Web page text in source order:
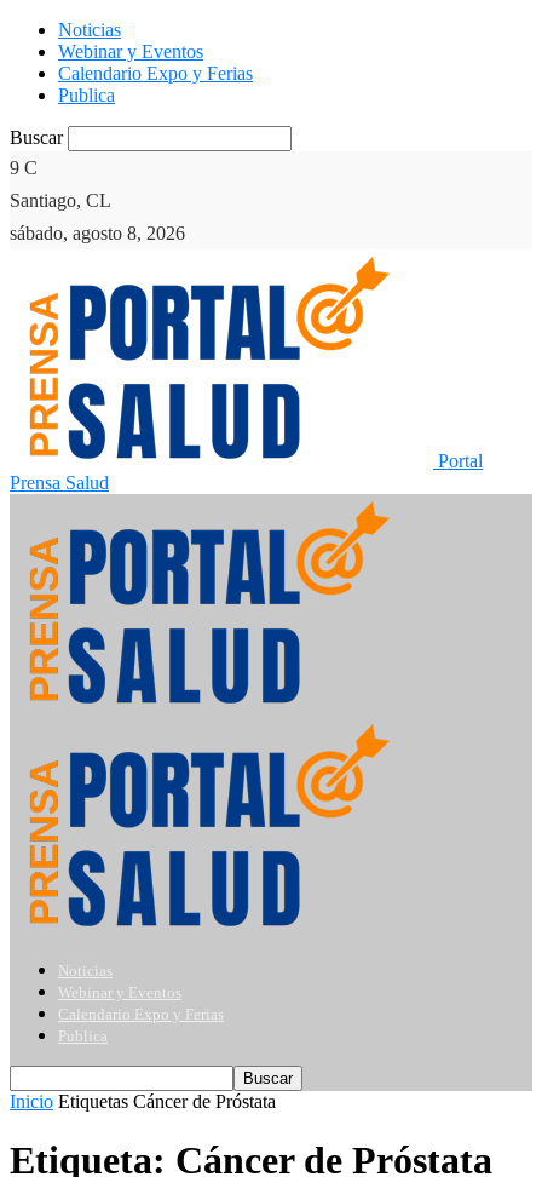
Noticias
Webinar y Eventos
Calendario Expo y Ferias
Publica
Buscar
9 C
Santiago, CL
sábado, agosto 8, 2026
Portal
Prensa Salud
Noticias
Webinar y Eventos
Calendario Expo y Ferias
Publica
Inicio Etiquetas Cáncer de Próstata
Etiqueta: Cáncer de Próstata